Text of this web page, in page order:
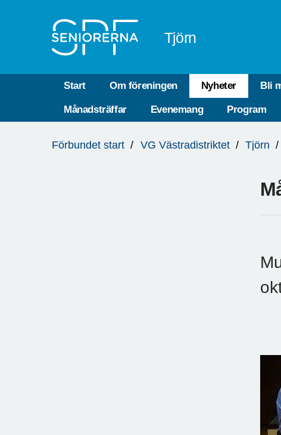
Tjörn
Start Om föreningen Nyheter Bli
Månadsträffar Evenemang Program
är
Förbundet start VG Västradistriktet Tjörn